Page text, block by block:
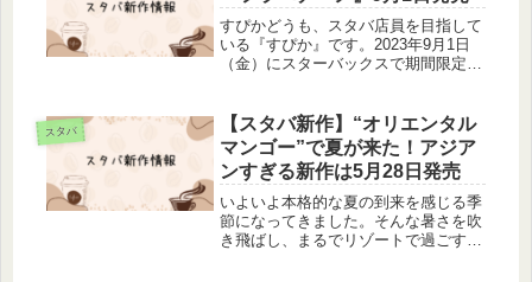
可...
すぴかどうも、スタバ店員を目指して
いる『すぴか』です。2023年9月1日
（金）にスターバックスで期間限定新
売期間・値段・味の特徴など今現在で
分かっている、予想できることをこ...
スタバ
【スタバ新作】“オリエンタル
マンゴー”で夏が来た！アジア
ンすぎる新作は5月28日発売
いよいよ本格的な夏の到来を感じる季
節になってきました。そんな暑さを吹
き飛ばし、まるでリゾートで過ごすよ